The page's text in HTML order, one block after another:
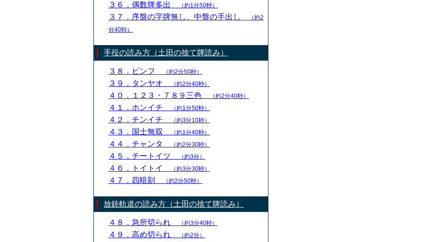
３６．偶数牌多出 （約1分50秒）
３７．序盤の字牌無し、中盤の手出し
（約2
分40秒）
手役の読み方（土田の捨て牌読み）
３８．ピンフ （約2分50秒）
３９．タンヤオ （約2分40秒）
４０．１２３・７８９三色 （約2分40秒）
４１．ホンイチ （約1分50秒）
４２．チンイチ （約3分10秒）
４３．国士無双 （約1分40秒）
４４．チャンタ （約2分30秒）
４５．チートイツ （約3分）
４６．トイトイ （約3分30秒）
４７．四暗刻 （約2分50秒）
放銃軌道の読み方（土田の捨て牌読み）
４８．急所切られ （約3分40秒）
４９．高め切られ （約2分）